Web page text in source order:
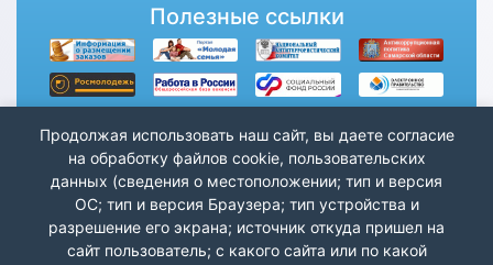
Полезные ссылки
Продолжая использовать наш сайт, вы даете согласие
на обработку файлов cookie, пользовательских
данных (сведения о местоположении; тип и версия
ОС; тип и версия Браузера; тип устройства и
разрешение его экрана; источник откуда пришел на
сайт пользователь; с какого сайта или по какой